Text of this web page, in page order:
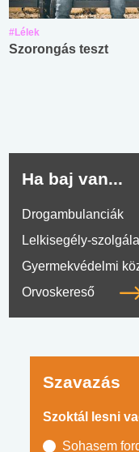
#Lélek
Szorongás teszt
Ha baj van...
Drogambulanciák
Lelkisegély-
Gyermekvédelmi
Orvoskereső
Szavazás
Szoktál lesni
Sohasem